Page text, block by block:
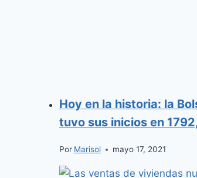
Hoy en la historia: la
tuvo sus inicios en
Por Marisol mayo 17, 2021